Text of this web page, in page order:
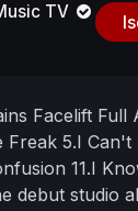
TV
Facelift Full
Freak 5.I Can't
11.I
debut studio